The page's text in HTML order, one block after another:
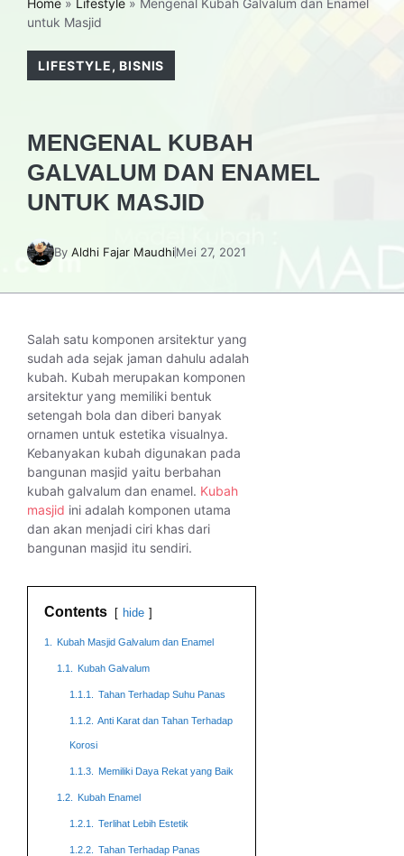
Home » Lifestyle » Mengenal Kubah Galvalum dan Enamel
untuk Masjid
LIFESTYLE,BISNIS
MENGENAL KUBAH
GALVALUM DAN ENAMEL
UNTUK MASJID
By Aldhi Fajar MaudhiMei 27, 2021
Salah satu komponen arsitektur yang
sudah ada sejak jaman dahulu adalah
kubah. Kubah merupakan komponen
arsitektur yang memiliki bentuk
setengah bola dan diberi banyak
ornamen untuk estetika visualnya.
Kebanyakan kubah digunakan pada
bangunan masjid yaitu berbahan
kubah galvalum dan enamel. Kubah
masjid ini adalah komponen utama
dan akan menjadi ciri khas dari
bangunan masjid itu sendiri.
Contents hide
1. Kubah Masjid Galvalum dan Enamel
1.1. Kubah Galvalum
1.1.1. Tahan Terhadap Suhu Panas
1.1.2. Anti Karat dan Tahan Terhadap
Korosi
1.1.3. Memiliki Daya Rekat yang Baik
1.2. Kubah Enamel
1.2.1. Terlihat Lebih Estetik
1.2.2. Tahan Terhadap Panas